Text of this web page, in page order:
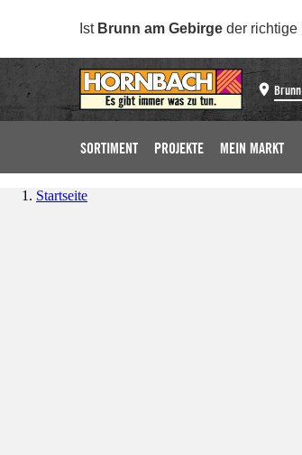
Ist Brunn am Gebirge der richtige
SORTIMENT PROJEKTE MEIN MARKT
Startseite